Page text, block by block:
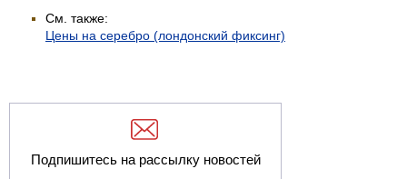
См. также:
Цены на серебро (лондонский фиксинг)
Подпишитесь на рассылку новостей